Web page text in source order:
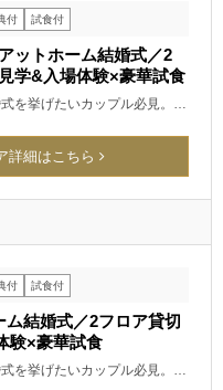
付 試食付
ットホーム結婚式／2
学&入場体験×豪華試食
を挙げたいカップル必見。…
詳細はこちら
付 試食付
ム結婚式／2フロア貸切
験×豪華試食
を挙げたいカップル必見。…